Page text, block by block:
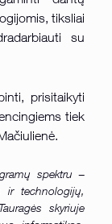
tiksliai
su
prisitaikyti
tiek
spektru –
ir technologijų,
skyriuje